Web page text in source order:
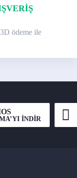
ödeme ile
İNDİR